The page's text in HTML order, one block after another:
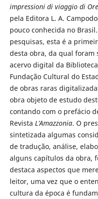
impressioni di viaggio di
pela Editora L. A.
pouco conhecida no
pesquisas, esta é a
desta obra, da qual foram
acervo digital da
Fundação Cultural do
de obras raras
obra objeto de estudo
contando com o prefácio
Revista L’Amazzonia. O
sintetizada algumas
de tradução, análise,
alguns capítulos da obra,
destaca aspectos que
leitor, uma vez que o
cultura da época é